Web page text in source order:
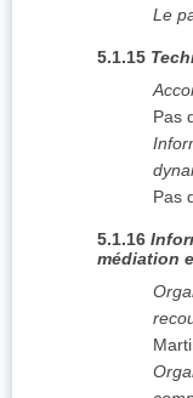
Le
5.1.15
Pas
Pas
5.1.16
médiation